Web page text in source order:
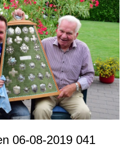
06-08-2019 041